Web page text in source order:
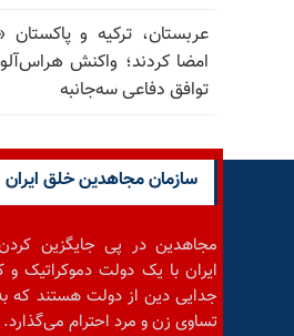
عربستان، ترکیه و پاکستان
امضا کردند؛ واکنش
توافق دفاعی سه‌جانبه
سازمان مجاهدین خلق ایران
مجاهدین در پی جایگزین
ایران با یک دولت دموکراتیک و
جدایی دین از دولت هستند که
تساوی زن و مرد احترام می‌گذارد.